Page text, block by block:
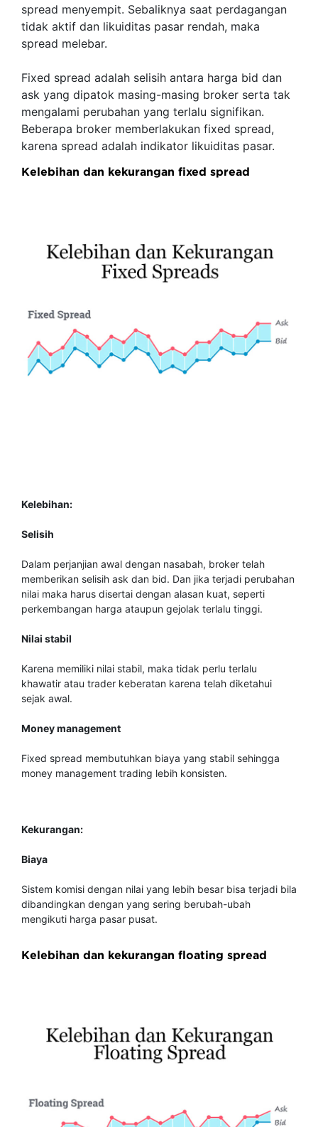
spread menyempit. Sebaliknya saat perdagangan
tidak aktif dan likuiditas pasar rendah, maka
spread melebar.
Fixed spread adalah selisih antara harga bid dan
ask yang dipatok masing-masing broker serta tak
mengalami perubahan yang terlalu signifikan.
Beberapa broker memberlakukan fixed spread,
karena spread adalah indikator likuiditas pasar.
Kelebihan dan kekurangan fixed spread
Kelebihan:
Selisih
Dalam perjanjian awal dengan nasabah, broker telah
memberikan selisih ask dan bid. Dan jika terjadi perubahan
nilai maka harus disertai dengan alasan kuat, seperti
perkembangan harga ataupun gejolak terlalu tinggi.
Nilai stabil
Karena memiliki nilai stabil, maka tidak perlu terlalu
khawatir atau trader keberatan karena telah diketahui
sejak awal.
Money management
Fixed spread membutuhkan biaya yang stabil sehingga
money management trading lebih konsisten.
Kekurangan:
Biaya
Sistem komisi dengan nilai yang lebih besar bisa terjadi bila
dibandingkan dengan yang sering berubah-ubah
mengikuti harga pasar pusat.
Kelebihan dan kekurangan floating spread